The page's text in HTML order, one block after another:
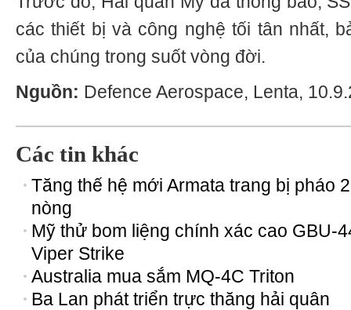
các thiết bị và công nghệ tối tân nhất,
của chúng trong suốt vòng đời.
Nguồn: Defence Aerospace, Lenta,
Các tin khác
Tăng thế hệ mới Armata trang bị pháo 2
nòng
Mỹ thử bom liệng chính xác cao GBU-
Viper Strike
Australia mua sắm MQ-4C Triton
Ba Lan phát triển trực thăng hải quân